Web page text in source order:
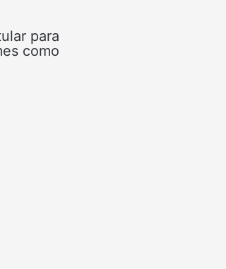
para
como